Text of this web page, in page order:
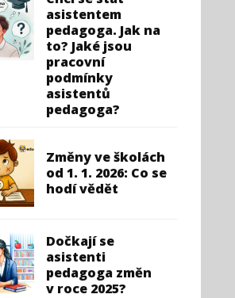
asistentem
pedagoga. Jak na
to? Jaké jsou
pracovní
podmínky
asistentů
pedagoga?
Změny ve školách
od 1. 1. 2026: Co se
hodí vědět
Dočkají se
asistenti
pedagoga změn
v roce 2025?